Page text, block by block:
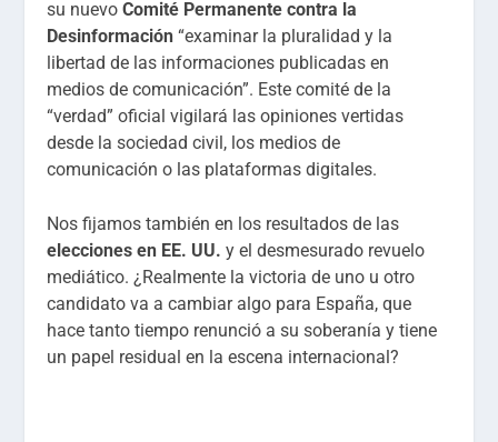
su nuevoComité Permanente contra la
Desinformación “examinar la pluralidad y la
libertad de las informaciones publicadas en
medios de comunicación”. Este comité de la
“verdad” oficial vigilará las opiniones vertidas
desde la sociedad civil, los medios de
comunicación o las plataformas digitales.
Nos fijamos también en los resultados de las
elecciones en EE. UU. y el desmesurado revuelo
mediático. ¿Realmente la victoria de uno u otro
candidato va a cambiar algo para España, que
hace tanto tiempo renunció a su soberanía y tiene
un papel residual en la escena internacional?